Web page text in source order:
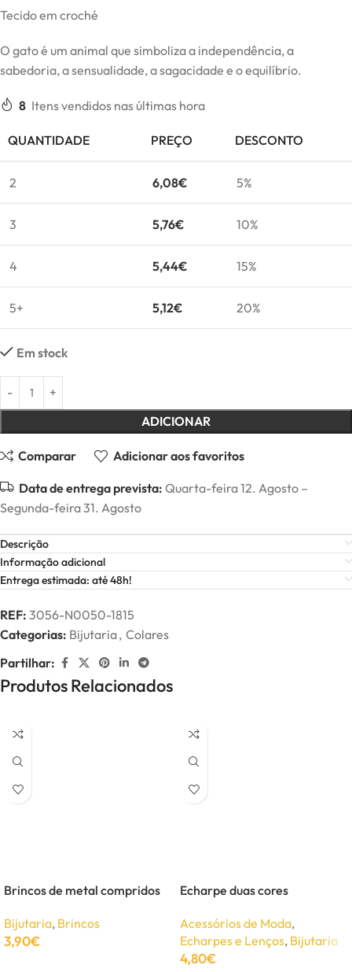
Tecido em croché
O gato é um animal que simboliza a independência, a
sabedoria, a sensualidade, a sagacidade e o equilíbrio.
8 Itens vendidos nas últimas hora
QUANTIDADE PREÇO DESCONTO
2 6,08€ 5%
3 5,76€ 10%
4 5,44€ 15%
5+ 5,12€ 20%
Em stock
ADICIONAR
Comparar Adicionar aos favoritos
Data de entrega prevista: Quarta-feira 12. Agosto –
Segunda-feira 31. Agosto
Descrição
Informação adicional
Entrega estimada: até 48h!
REF: 3056-N0050-1815
Categorias: Bijutaria, Colares
Partilhar:
Produtos Relacionados
Brincos de metal compridos
Bijutaria, Brincos
3,90€
Echarpe duas cores
Acessórios de Moda,
Echarpes e Lenços, Bijutaria
4,80€